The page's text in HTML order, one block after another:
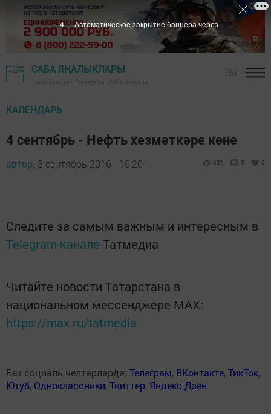
САБА ЯҢАЛЫКЛАРЫ
КАЛЕНДАРЬ
4 сентябрь - Нефть хезмәткәре көне
автор, 3 сентябрь 2016 - 16:20 831 0 0
Следите за самым важным и интересным в
Telegram-канале Татмедиа
Читайте новости Татарстана в
национальном мессенджере MАХ:
https://max.ru/tatmedia
Без социаль челтәрләрдә: Телеграм, ВКонтакте,ТикТок,
Ютуб, Одноклассники,Твиттер, Яндекс.Дзен
3 Автоматическое закрытие баннера через